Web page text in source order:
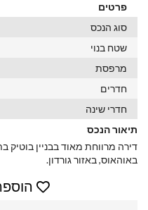
פרטים
סוג הנכס
שטח בנוי
מרפסת
חדרים
חדרי שינה
תיאור הנכס
דירה מרווחת מאוד בבניין בוטיק
באוהאוס, באזור גורדון.